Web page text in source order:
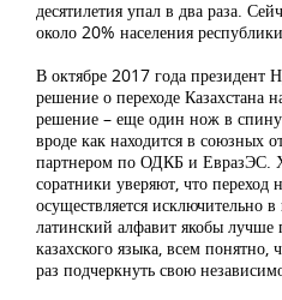
десятилетия упал в два раза.
около 20% населения
В октябре 2017 года президент
решение о переходе Казахстана
решение – еще один нож в спину
вроде как находится в союзных
партнером по ОДКБ и ЕвразЭС.
соратники уверяют, что переход
осуществляется исключительно в
латинский алфавит якобы лучше
казахского языка, всем
раз подчеркнуть свою